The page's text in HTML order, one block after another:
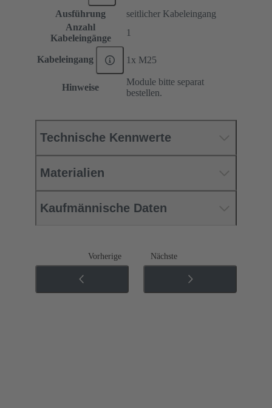
Ausführung
seitlicher Kabeleingang
Anzahl
Kabeleingänge
1
Kabeleingang 1x M25
Hinweise
Module bitte separat
bestellen.
Technische Kennwerte
Materialien
Kaufmännische Daten
Vorherige Nächste